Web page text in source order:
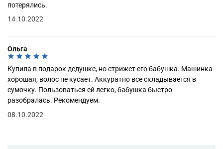
потерялись.
14.10.2022
Ольга
Купила в подарок дедушке, но стрижет его бабушка. Машинка
хорошая, волос не кусает. Аккуратно все складывается в
сумочку. Пользоваться ей легко, бабушка быстро
разобралась. Рекомендуем.
08.10.2022